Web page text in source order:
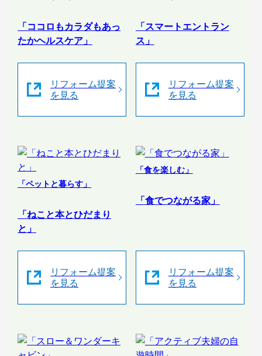
「ココロもカラダもあっ
たかヘルスケア」
リフォーム提案
を見る
「スマートエントラン
ス」
リフォーム提案
を見る
「ペットと暮らす」
「ねこと本とひだまり
と」
リフォーム提案
を見る
「食を楽しむ」
「食でつながる家」
リフォーム提案
を見る